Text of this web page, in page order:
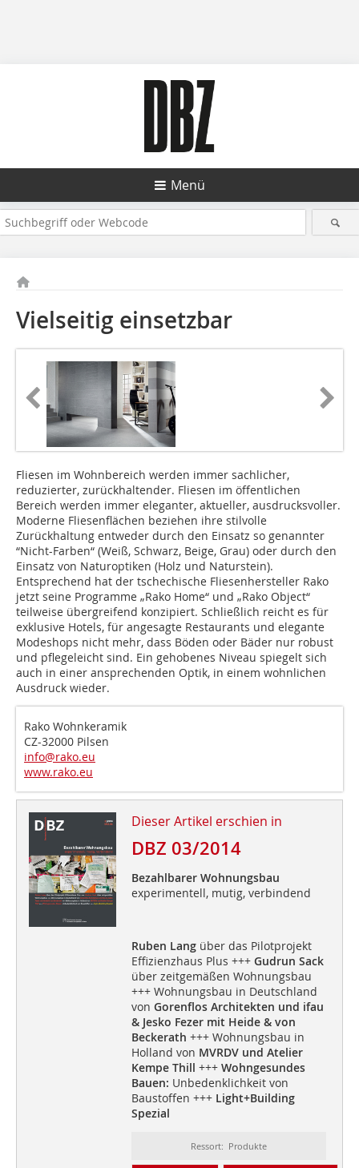
Menü
Vielseitig einsetzbar
Fliesen im Wohnbereich werden immer sachlicher,
reduzierter, zurückhaltender. Fliesen im öffentlichen
Bereich werden immer eleganter, aktueller, ausdrucksvoller.
Moderne Fliesenflächen beziehen ihre stilvolle
Zurückhaltung entweder durch den Einsatz so genannter
“Nicht-Farben“ (Weiß, Schwarz, Beige, Grau) oder durch den
Einsatz von Naturoptiken (Holz und Naturstein).
Entsprechend hat der tschechische Fliesenhersteller Rako
jetzt seine Programme „Rako Home“ und „Rako Object“
teilweise übergreifend konzipiert. Schließlich reicht es für
exklusive Hotels, für angesagte Restaurants und elegante
Modeshops nicht mehr, dass Böden oder Bäder nur robust
und pflegeleicht sind. Ein gehobenes Niveau spiegelt sich
auch in einer ansprechenden Optik, in einem wohnlichen
Ausdruck wieder.
Rako Wohnkeramik
CZ-32000 Pilsen
info@rako.eu
www.rako.eu
Dieser Artikel erschien in
DBZ 03/2014
Bezahlbarer Wohnungsbau
experimentell, mutig, verbindend
Ruben Langüber das Pilotprojekt
Effizienzhaus Plus +++ Gudrun Sack
über zeitgemäßen Wohnungsbau
+++ Wohnungsbau in Deutschland
von Gorenflos Architekten und ifau
& Jesko Fezer mit Heide & von
Beckerath +++ Wohnungsbau in
Holland von MVRDV und Atelier
Kempe Thill +++ Wohngesundes
Bauen: Unbedenklichkeit von
Baustoffen +++ Light+Building
Spezial
Ressort: Produkte